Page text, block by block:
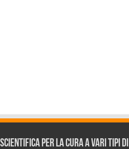
per la cura a vari tipi di